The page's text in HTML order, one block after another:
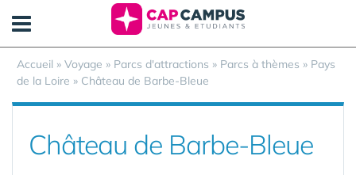
Accueil » Voyage » Parcs d'attractions » Parcs à thèmes » Pays
de la Loire » Château de Barbe-Bleue
Château de Barbe-Bleue
Panneau de gestion des cookies